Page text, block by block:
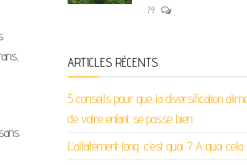
sans
14
ARTICLES RÉCENTS
5 conseils pour que la diversification
de votre enfant se passe bien
L’allaitement long: c’est quoi ? A quoi